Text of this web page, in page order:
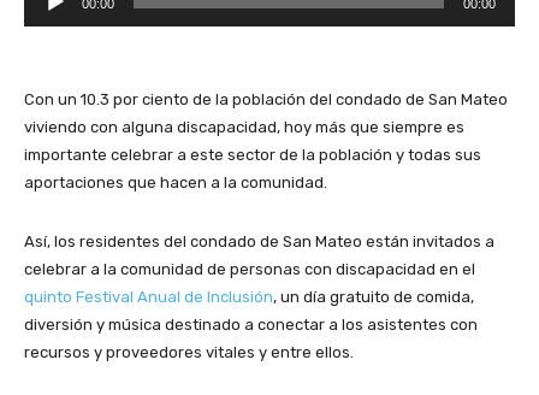
o
d
u
c
o
r
d
e
a
00:00 00:00
Con un 10.3 por ciento de la población del condado de San Mateo
viviendo con alguna discapacidad, hoy más que siempre es
importante celebrar a este sector de la población y todas sus
aportaciones que hacen a la comunidad.
Así, los residentes del condado de San Mateo están invitados a
celebrar a la comunidad de personas con discapacidad en el
quinto Festival Anual de Inclusión, un día gratuito de comida,
diversión y música destinado a conectar a los asistentes con
recursos y proveedores vitales y entre ellos.